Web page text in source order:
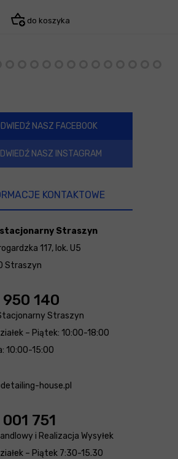
do koszyka
NASZ FACEBOOK
NASZ INSTAGRAM
KONTAKTOWE
Straszyn
117, lok. U5
Straszyn
140
Straszyn
– Piątek: 10:00-18:00
10:00-15:00
house.pl
751
i Realizacja Wysyłek
– Piątek 7:30-15.30